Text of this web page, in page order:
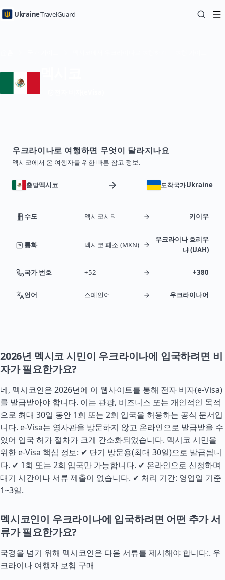
UkraineTravelGuard
우크라이나로 여행하면 무엇이 달라지나요
멕시코에서 온 여행자를 위한 빠른 참고 정보.
출발멕시코 도착국가Ukraine
수도 멕시코시티 키이우
통화 멕시코 페소 (MXN)
우크라이나 흐리우
냐 (UAH)
국가 번호 +52 +380
언어 스페인어 우크라이나어
2026년 멕시코 시민이 우크라이나에 입국하려면 비
자가 필요한가요?
네, 멕시코인은 2026년에 이 웹사이트를 통해 전자 비자(e-Visa)
를 발급받아야 합니다. 이는 관광, 비즈니스 또는 개인적인 목적
으로 최대 30일 동안 1회 또는 2회 입국을 허용하는 공식 문서입
니다. e-Visa는 영사관을 방문하지 않고 온라인으로 발급받을 수
있어 입국 허가 절차가 크게 간소화되었습니다. 멕시코 시민을
위한 e-Visa 핵심 정보: ✔ 단기 방문용(최대 30일)으로 발급됩니
다. ✔ 1회 또는 2회 입국만 가능합니다. ✔ 온라인으로 신청하며
대기 시간이나 서류 제출이 없습니다. ✔ 처리 기간: 영업일 기준
1~3일.
멕시코인이 우크라이나에 입국하려면 어떤 추가 서
류가 필요한가요?
국경을 넘기 위해 멕시코인은 다음 서류를 제시해야 합니다:. 우
크라이나 여행자 보험 구매